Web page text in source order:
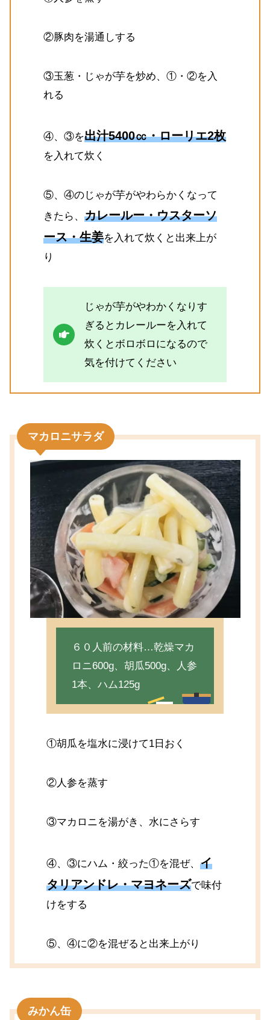
②豚肉を湯通しする
③玉葱・じゃが芋を炒め、①・②を入
れる
④、③を出汁5400㏄・ローリエ2枚
を入れて炊く
⑤、④のじゃが芋がやわらかくなって
きたら、カレールー・ウスターソ
ース・生姜を入れて炊くと出来上が
り
じゃが芋がやわかくなりす
ぎるとカレールーを入れて
炊くとボロボロになるので
気を付けてください
マカロニサラダ
６０人前の材料…乾燥マカ
ロニ600g、胡瓜500g、人参
1本、ハム125g
①胡瓜を塩水に浸けて1日おく
②人参を蒸す
③マカロニを湯がき、水にさらす
④、③にハム・絞った①を混ぜ、イ
タリアンドレ・マヨネーズで味付
けをする
⑤、④に②を混ぜると出来上がり
みかん缶